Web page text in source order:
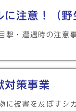
に注意！（野
撃・遭遇時の注意
対策事業
に被害を及ぼすシ